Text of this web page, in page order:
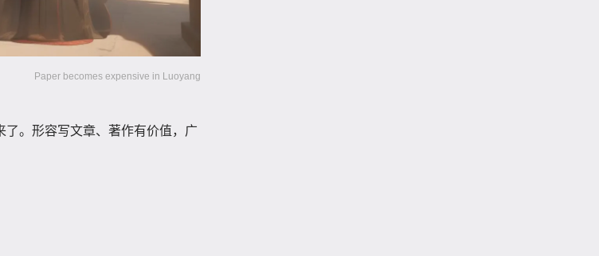
Paper becomes expensive in Luoyang
了。形容写文章、著作有价值，广